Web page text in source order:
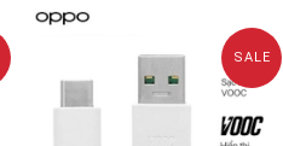
SALE